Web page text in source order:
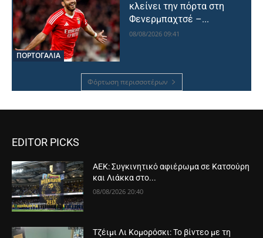
ΠΟΡΤΟΓΑΛΙΑ
κλείνει την πόρτα στη
Φενερμπαχτσέ –...
08/08/2026 09:41
Φόρτωση περισσοτέρων
EDITOR PICKS
ΑΕΚ: Συγκινητικό αφιέρωμα σε Κατσούρη
και Λιάκκα στο...
08/08/2026 20:40
Τζέιμι Λι Κομορόσκι: Το βίντεο με τη